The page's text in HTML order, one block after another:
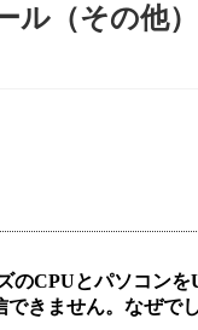
ナー・研修情報
ル（その他
のCPUとパソコン
できません。なぜで